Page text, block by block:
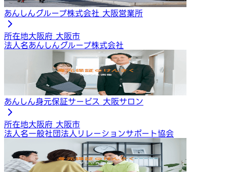
あんしんグループ株式会社 大阪営業所
所在地大阪府 大阪市
法人名あんしんグループ株式会社
あんしん身元保証サービス 大阪サロン
所在地大阪府 大阪市
法人名一般社団法人リレーションサポート協会